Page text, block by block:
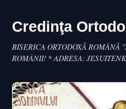
Credinţa
BISERICA ORTODOXĂ ROMÂNĂ
ROMÂNII! * ADRESA: